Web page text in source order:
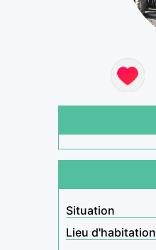
Situation
Lieu d'habitation